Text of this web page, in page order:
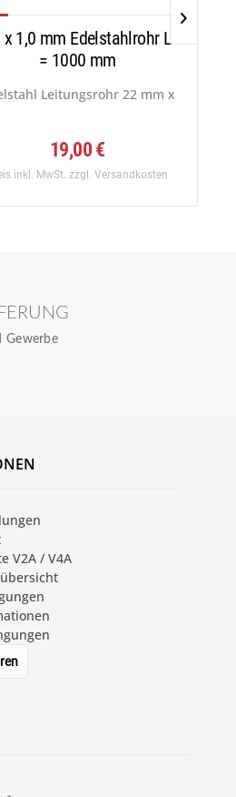
DN = 20) x...
x 1,0 mm Edelstahlrohr L
= 1000 mm
Leitungsrohr 22 mm x 1,0 mm,
19,00 €
inkl. MwSt.zzgl. Versandkosten
Gewerbe
V2A / V4A